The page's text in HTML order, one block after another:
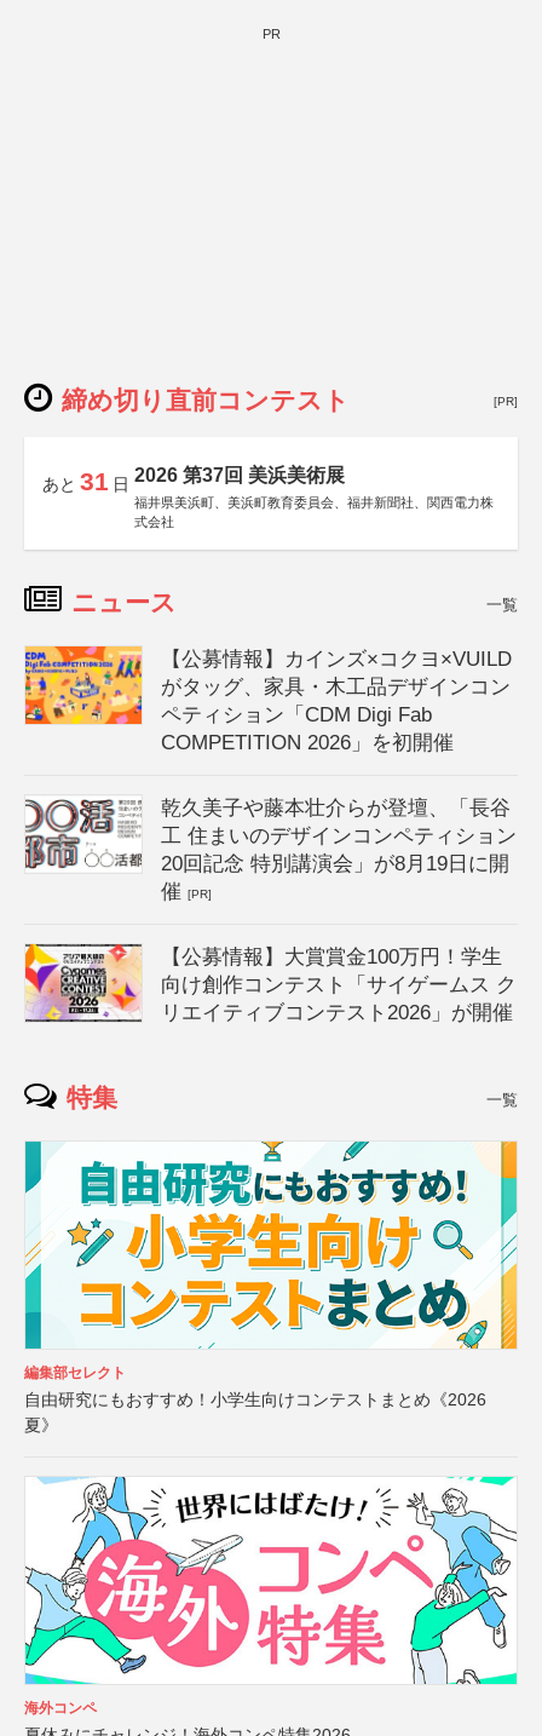
PR
締め切り直前コンテスト [PR]
あと 31 日 2026 第37回 美浜美術展
福井県美浜町、美浜町教育委員会、福井新聞社、関西電力株
式会社
ニュース 一覧
【公募情報】カインズ×コクヨ×VUILD
がタッグ、家具・木工品デザインコン
ペティション「CDM Digi Fab
COMPETITION 2026」を初開催
乾久美子や藤本壮介らが登壇、「長谷
工 住まいのデザインコンペティション
20回記念 特別講演会」が8月19日に開
催[PR]
【公募情報】大賞賞金100万円！学生
向け創作コンテスト「サイゲームス ク
リエイティブコンテスト2026」が開催
特集 一覧
編集部セレクト
自由研究にもおすすめ！小学生向けコンテストまとめ《2026
夏》
海外コンペ